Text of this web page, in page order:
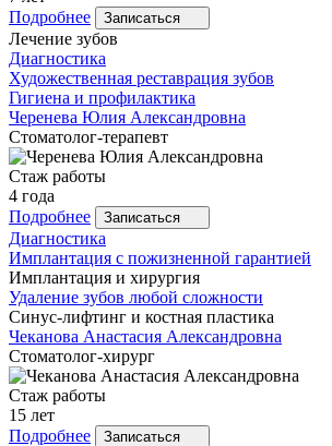
Подробнее
Записаться
Лечение зубов
Диагностика
Художественная реставрация зубов
Гигиена и профилактика
Черенева Юлия Александровна
Стоматолог-терапевт
Стаж работы
4 года
Подробнее
Записаться
Диагностика
Имплантация с пожизненной гарантией
Имплантация и хирургия
Удаление зубов любой сложности
Синус-лифтинг и костная пластика
Чеканова Анастасия Александровна
Стоматолог-хирург
Стаж работы
15 лет
Подробнее
Записаться